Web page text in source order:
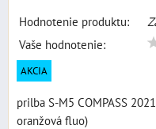
Hodnotenie produktu:
Vaše hodnotenie:
AKCIA
prilba S-M5 COMPASS
oranžová fluo)